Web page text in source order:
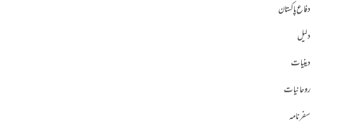
دفاع پاکستان
دلیل
دینیات
روحانیات
سفرنامہ